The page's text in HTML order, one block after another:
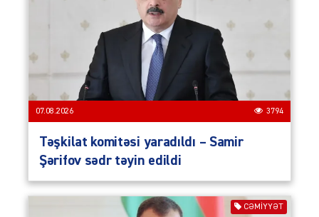
07.08.2026 3794
Təşkilat komitəsi yaradıldı – Samir
Şərifov sədr təyin edildi
CƏMIYYƏT